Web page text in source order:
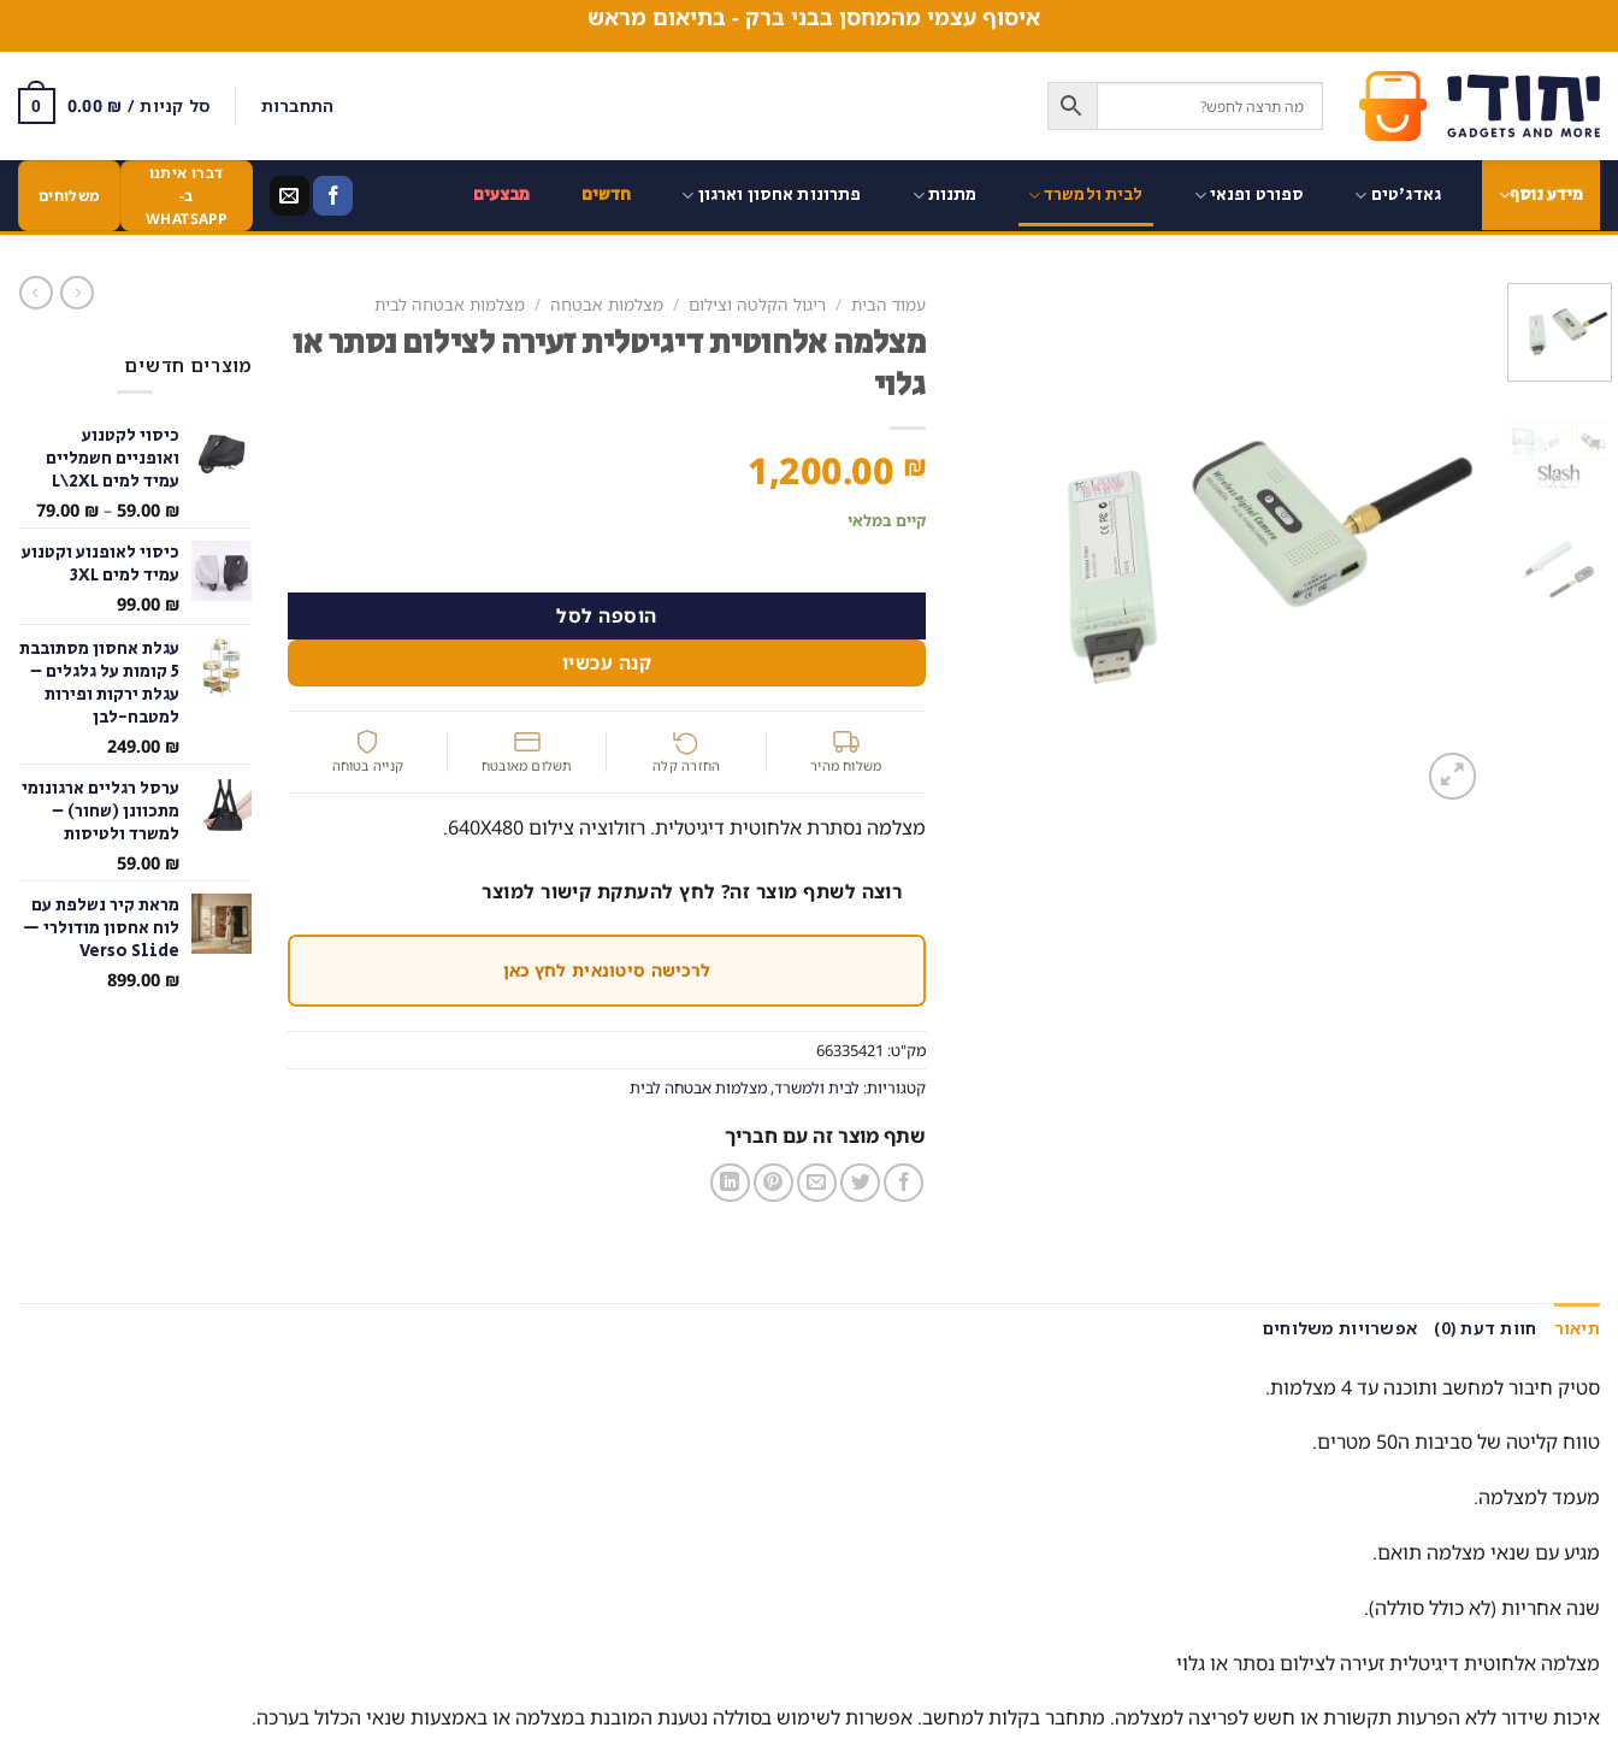
content
איסוף עצמי מהמחסן בבני ברק - בתיאום מראש
התחברות סל קניות / 0.00 ₪
0
מידע נוסף גאדג'טים ספורט ופנאי לבית ולמשרד מתנות פתרונות אחסון וארגון חדשים מבצעים
דברו איתנו
ב-
WHATSAPP
משלוחים
עמוד הבית / ריגול הקלטה וצילום / מצלמות אבטחה / מצלמות אבטחה לבית
מצלמה אלחוטית דיגיטלית זעירה לצילום נסתר או
גלוי
1,200.00 ₪
קיים במלאי
הוספה לסל
קנה עכשיו
משלוח מהיר החזרה קלה תשלום מאובטח קנייה בטוחה
מצלמה נסתרת אלחוטית דיגיטלית. רזולוציה צילום 640X480.
רוצה לשתף מוצר זה? לחץ להעתקת קישור למוצר
לרכישה סיטונאית לחץ כאן
מק"ט: 66335421
קטגוריות: לבית ולמשרד, מצלמות אבטחה לבית
שתף מוצר זה עם חבריך
מוצרים חדשים
כיסוי לקטנוע
ואופניים חשמליים
עמיד למים L\2XL
59.00 ₪
–
79.00 ₪
טווח
כיסוי לאופנוע וקטנוע
עמיד למים 3XL
99.00 ₪
עגלת אחסון מסתובבת
5 קומות על גלגלים –
עגלת ירקות ופירות
למטבח-לבן
249.00 ₪
ערסל רגליים ארגונומי
מתכוונן (שחור) –
למשרד ולטיסות
59.00 ₪
מראת קיר נשלפת עם
לוח אחסון מודולרי —
Verso Slide
899.00 ₪
תיאור חוות דעת (0) אפשרויות משלוחים
סטיק חיבור למחשב ותוכנה עד 4 מצלמות.
טווח קליטה של סביבות ה50 מטרים.
מעמד למצלמה.
מגיע עם שנאי מצלמה תואם.
שנה אחריות (לא כולל סוללה).
מצלמה אלחוטית דיגיטלית זעירה לצילום נסתר או גלוי
איכות שידור ללא הפרעות תקשורת או חשש לפריצה למצלמה. מתחבר בקלות למחשב. אפשרות לשימוש בסוללה נטענת המובנת במצלמה או באמצעות שנאי הכלול בערכה.